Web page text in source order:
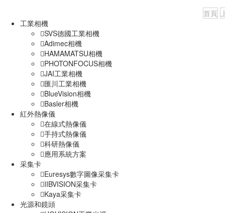
首頁
工業相機
SVS德國工業相機
Adimec相機
HAMAMATSU相機
PHOTONFOCUS相機
JAI工業相機
匯川工業相機
BlueVision相機
Basler相機
紅外熱像儀
在線式熱像儀
手持式熱像儀
科研熱像儀
應用系統方案
采集卡
Euresys數字圖像采集卡
IIBVISION采集卡
Kaya采集卡
光源和鏡頭